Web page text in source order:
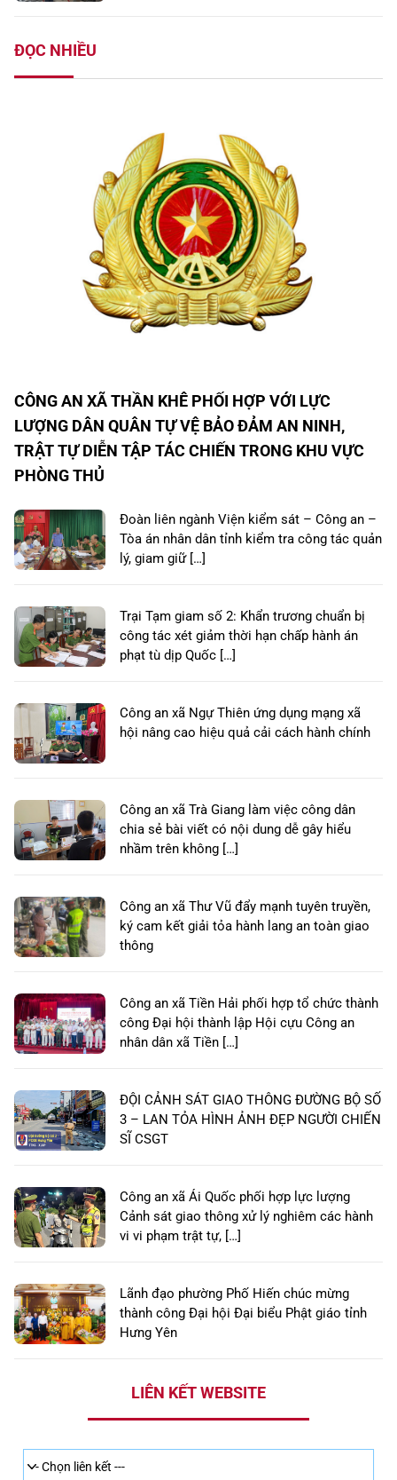
ĐỌC NHIỀU
CÔNG AN XÃ THẦN KHÊ PHỐI HỢP VỚI LỰC
LƯỢNG DÂN QUÂN TỰ VỆ BẢO ĐẢM AN NINH,
TRẬT TỰ DIỄN TẬP TÁC CHIẾN TRONG KHU VỰC
PHÒNG THỦ
Đoàn liên ngành Viện kiểm sát – Công an –
Tòa án nhân dân tỉnh kiểm tra công tác quản
lý, giam giữ […]
Trại Tạm giam số 2: Khẩn trương chuẩn bị
công tác xét giảm thời hạn chấp hành án
phạt tù dịp Quốc […]
Công an xã Ngự Thiên ứng dụng mạng xã
hội nâng cao hiệu quả cải cách hành chính
Công an xã Trà Giang làm việc công dân
chia sẻ bài viết có nội dung dễ gây hiểu
nhầm trên không […]
Công an xã Thư Vũ đẩy mạnh tuyên truyền,
ký cam kết giải tỏa hành lang an toàn giao
thông
Công an xã Tiền Hải phối hợp tổ chức thành
công Đại hội thành lập Hội cựu Công an
nhân dân xã Tiền […]
ĐỘI CẢNH SÁT GIAO THÔNG ĐƯỜNG BỘ SỐ
3 – LAN TỎA HÌNH ẢNH ĐẸP NGƯỜI CHIẾN
SĨ CSGT
Công an xã Ái Quốc phối hợp lực lượng
Cảnh sát giao thông xử lý nghiêm các hành
vi vi phạm trật tự, […]
Lãnh đạo phường Phố Hiến chúc mừng
thành công Đại hội Đại biểu Phật giáo tỉnh
Hưng Yên
LIÊN KẾT WEBSITE